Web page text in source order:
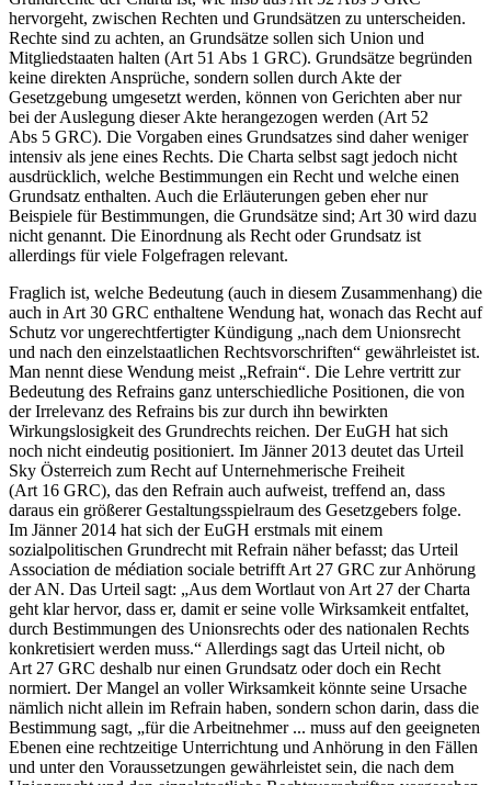
hervorgeht, zwischen Rechten und Grundsätzen zu unterscheiden.
Rechte sind zu achten, an Grundsätze sollen sich Union und
Mitgliedstaaten halten (Art 51 Abs 1 GRC). Grundsätze begründen
keine direkten Ansprüche, sondern sollen durch Akte der
Gesetzgebung umgesetzt werden, können von Gerichten aber nur
bei der Auslegung dieser Akte herangezogen werden (Art 52
Abs 5 GRC). Die Vorgaben eines Grundsatzes sind daher weniger
intensiv als jene eines Rechts. Die Charta selbst sagt jedoch nicht
ausdrücklich, welche Bestimmungen ein Recht und welche einen
Grundsatz enthalten. Auch die Erläuterungen geben eher nur
Beispiele für Bestimmungen, die Grundsätze sind; Art 30 wird dazu
nicht genannt. Die Einordnung als Recht oder Grundsatz ist
allerdings für viele Folgefragen relevant.
Fraglich ist, welche Bedeutung (auch in diesem Zusammenhang) die
auch in Art 30 GRC enthaltene Wendung hat, wonach das Recht auf
Schutz vor ungerechtfertigter Kündigung „nach dem Unionsrecht
und nach den einzelstaatlichen Rechtsvorschriften“ gewährleistet ist.
Man nennt diese Wendung meist „Refrain“. Die Lehre vertritt zur
Bedeutung des Refrains ganz unterschiedliche Positionen, die von
der Irrelevanz des Refrains bis zur durch ihn bewirkten
Wirkungslosigkeit des Grundrechts reichen. Der EuGH hat sich
noch nicht eindeutig positioniert. Im Jänner 2013 deutet das Urteil
Sky Österreich zum Recht auf Unternehmerische Freiheit
(Art 16 GRC), das den Refrain auch aufweist, treffend an, dass
daraus ein größerer Gestaltungsspielraum des Gesetzgebers folge.
Im Jänner 2014 hat sich der EuGH erstmals mit einem
sozialpolitischen Grundrecht mit Refrain näher befasst; das Urteil
Association de médiation sociale betrifft Art 27 GRC zur Anhörung
der AN. Das Urteil sagt: „Aus dem Wortlaut von Art 27 der Charta
geht klar hervor, dass er, damit er seine volle Wirksamkeit entfaltet,
durch Bestimmungen des Unionsrechts oder des nationalen Rechts
konkretisiert werden muss.“ Allerdings sagt das Urteil nicht, ob
Art 27 GRC deshalb nur einen Grundsatz oder doch ein Recht
normiert. Der Mangel an voller Wirksamkeit könnte seine Ursache
nämlich nicht allein im Refrain haben, sondern schon darin, dass die
Bestimmung sagt, „für die Arbeitnehmer ... muss auf den geeigneten
Ebenen eine rechtzeitige Unterrichtung und Anhörung in den Fällen
und unter den Voraussetzungen gewährleistet sein, die nach dem